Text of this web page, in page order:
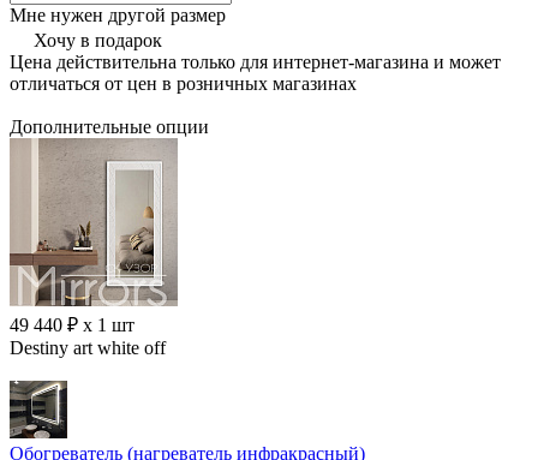
Мне нужен другой размер
Хочу в подарок
Цена действительна только для интернет-магазина и может
отличаться от цен в розничных магазинах
Дополнительные опции
49 440 ₽ x 1 шт
Destiny art white off
Обогреватель (нагреватель инфракрасный)